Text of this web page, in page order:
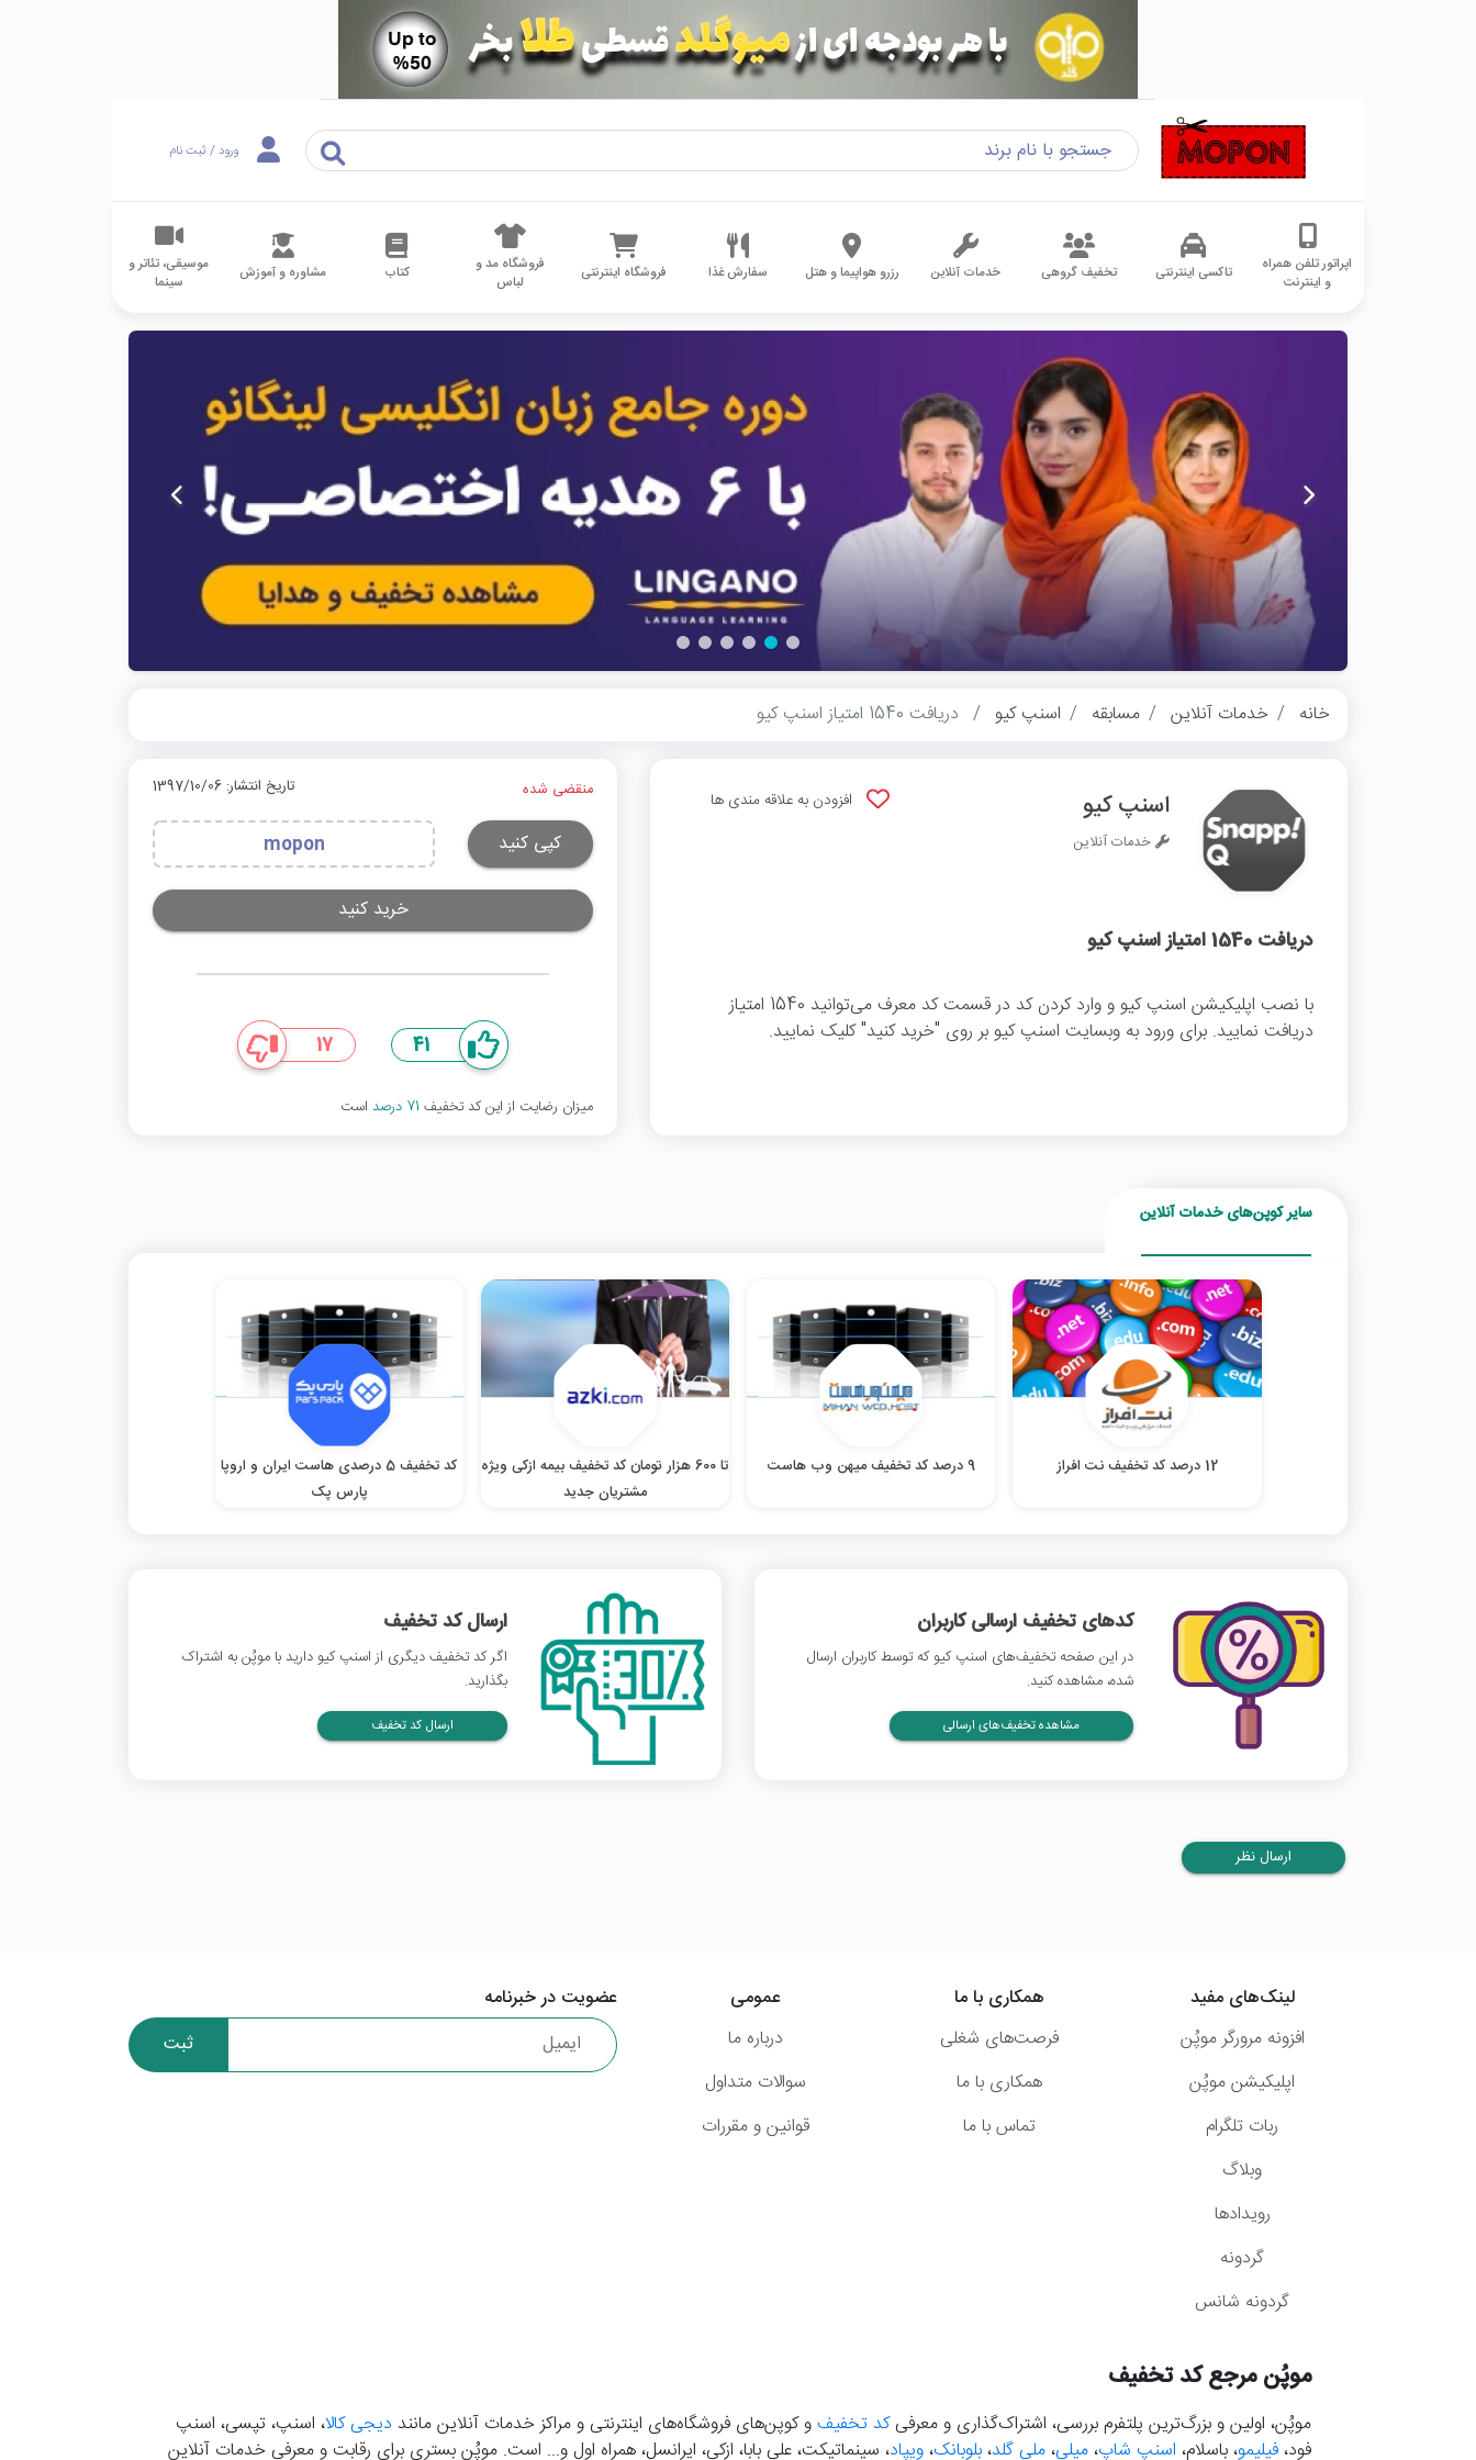
ورود / ثبت نام
اپراتور تلفن همراه
و اینترنت
تاکسی اینترنتی تخفیف گروهی خدمات آنلاین رزرو هواپیما و هتل سفارش غذا فروشگاه اینترنتی
فروشگاه مد و
لباس
کتاب مشاوره و آموزش
موسیقی، تئاتر و
سینما
خانه خدمات آنلاین مسابقه اسنپ کیو دریافت 1540 امتیاز اسنپ کیو
اسنپ کیو
خدمات آنلاین
افزودن به علاقه مندی ها
دریافت 1540 امتیاز اسنپ کیو
با نصب اپلیکیشن اسنپ کیو و وارد کردن کد در قسمت کد معرف می‌توانید 1540 امتیاز
دریافت نمایید. برای ورود به وبسایت اسنپ کیو بر روی "خرید کنید" کلیک نمایید.
منقضی شده تاریخ انتشار: 1397/10/06
کپی کنید mopon
خرید کنید
41
17
میزان رضایت از این کد تخفیف 71 درصد است
سایر کوپن‌های خدمات آنلاین
12 درصد کد تخفیف نت افراز 9 درصد کد تخفیف میهن وب هاست
تا 600 هزار تومان کد تخفیف بیمه ازکی ویژه
مشتریان جدید
کد تخفیف 5 درصدی هاست ایران و اروپا
پارس پک
کدهای تخفیف ارسالی کاربران
در این صفحه تخفیف‌های اسنپ کیو که توسط کاربران ارسال
شده، مشاهده کنید.
مشاهده تخفیف‌های ارسالی
ارسال کد تخفیف
اگر کد تخفیف دیگری از اسنپ کیو دارید با موپُن به اشتراک
بگذارید.
ارسال کد تخفیف
ارسال نظر
عضویت در خبرنامه
ثبت
لینک‌های مفید
افزونه مرورگر موپُن
اپلیکیشن موپُن
ربات تلگرام
وبلاگ
رویدادها
گردونه
گردونه شانس
همکاری با ما
فرصت‌های شغلی
همکاری با ما
تماس با ما
عمومی
درباره ما
سوالات متداول
قوانین و مقررات
موپُن مرجع کد تخفیف
موپُن، اولین و بزرگ‌ترین پلتفرم بررسی، اشتراک‌گذاری و معرفیکد تخفیفو کوپن‌های فروشگاه‌های اینترنتی و مراکز خدمات آنلاین مانند دیجی کالا، اسنپ، تپسی، اسنپ
فود، فیلیمو، باسلام، اسنپ شاپ، میلی، ملی گلد، بلوبانک، ویپاد، سینماتیکت، علی بابا، ازکی، ایرانسل، همراه اول و... است. موپُن بستری برای رقابت و معرفی خدمات آنلاین